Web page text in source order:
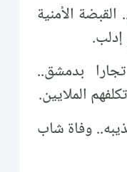
الأمنية
بدمشق..
الملايين.
وفاة شاب